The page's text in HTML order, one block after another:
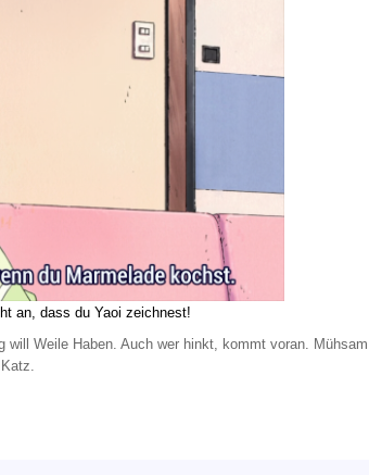
an, dass du Yaoi zeichnest!
Weile Haben. Auch wer hinkt, kommt voran. Mühsam